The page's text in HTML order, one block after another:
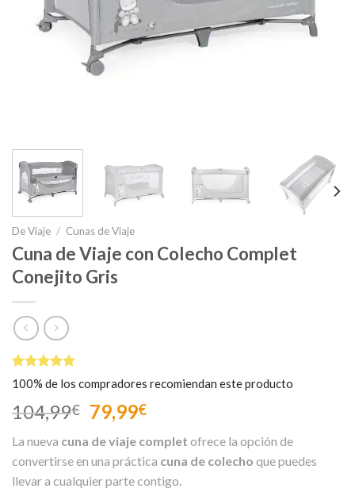
De Viaje / Cunas de Viaje
Cuna de Viaje con Colecho Complet
Conejito Gris
Valorado
5.00 sobre
5 basado
en
1
de cliente
100% de los compradores recomiendan este producto
104,99€ El
precio
original
era:
104,99€.
79,99€El
actual
es:
79,99€.
La nueva cuna de viaje complet ofrece la opción de
convertirse en una práctica cuna de colecho que puedes
llevar a cualquier parte contigo.